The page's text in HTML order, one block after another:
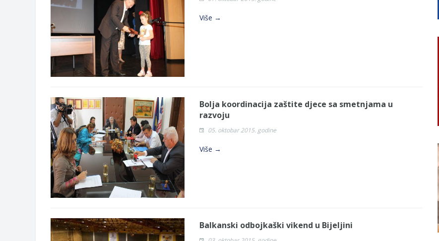
Obavještenje za preduzetnika - Gojko Bogunović
Od 27. jula prijem zahtjeva za novčanu pomoć za nabavku školskog pribora osnovcima
Obrasci zahtjeva za regresirano gorivo dostupni od 13. marta do 15. novembra
Zahtjev za izdavanje PONOSNE KARTICE
Obavještenje za preduzetnika - Vera Ujić
JAVNI POZIV ZA PRIJAVU NEPROPISNOG ODLAGANjA OTPADA UZ DODJELU FINANSIJSKE NAGRADE
Više →
Bolja koordinacija zaštite djece sa smetnjama u
razvoju
05. oktobar 2015. godine
Više →
Balkanski odbojkaški vikend u Bijeljini